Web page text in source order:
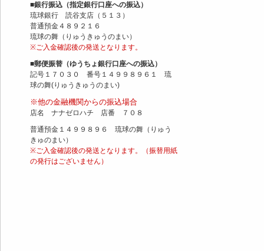
■銀行振込（指定銀行口座への振込）
琉球銀行 読谷支店（５１３）
普通預金４８９２１６
琉球の舞（りゅうきゅうのまい）
※ご入金確認後の発送となります。
■郵便振替（ゆうちょ銀行口座への振込）
記号１７０３０ 番号１４９９８９６１ 琉
球の舞(りゅうきゅうのまい)
※他の金融機関からの振込場合
店名 ナナゼロハチ 店番 ７０８
普通預金１４９９８９６ 琉球の舞（りゅう
きゅのまい）
※ご入金確認後の発送となります。（振替用紙
の発行はございません）